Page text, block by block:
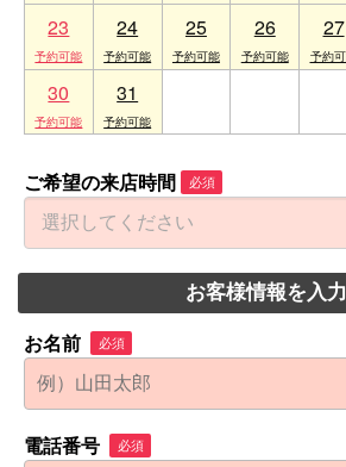
23 24 25 26 27
30 31
ご希望の来店時間 必須
お客様情報を入力
お名前 必須
電話番号 必須